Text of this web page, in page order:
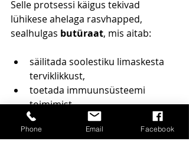
Selle protsessi käigus tekivad
lühikese ahelaga rasvhapped,
sealhulgas butüraat, mis aitab:
säilitada soolestiku limaskesta
terviklikkust,
toetada immuunsüsteemi
toimimist,
vähendada põletikulisi protsesse.
Phone Email Facebook